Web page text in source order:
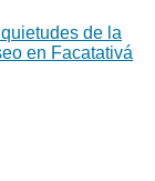
de la
en Facatativá